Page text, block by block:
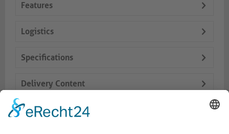
Features
Logistics
Specifications
Delivery Content
Dokumente